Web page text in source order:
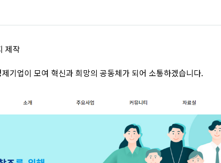
제작
기업이 모여 혁신과 희망의 공동체가 되어 소통하겠습니다.